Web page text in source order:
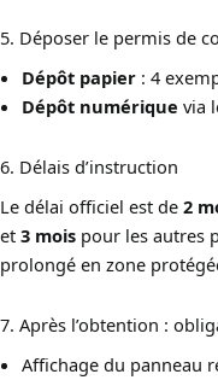
5. Déposer le permis de
Dépôt papier: 4
Dépôt numérique via
6. Délais d’instruction
Le délai officiel est de 2
et 3 mois pour les autres
prolongé en zone
7. Après l’obtention :
Affichage du panneau